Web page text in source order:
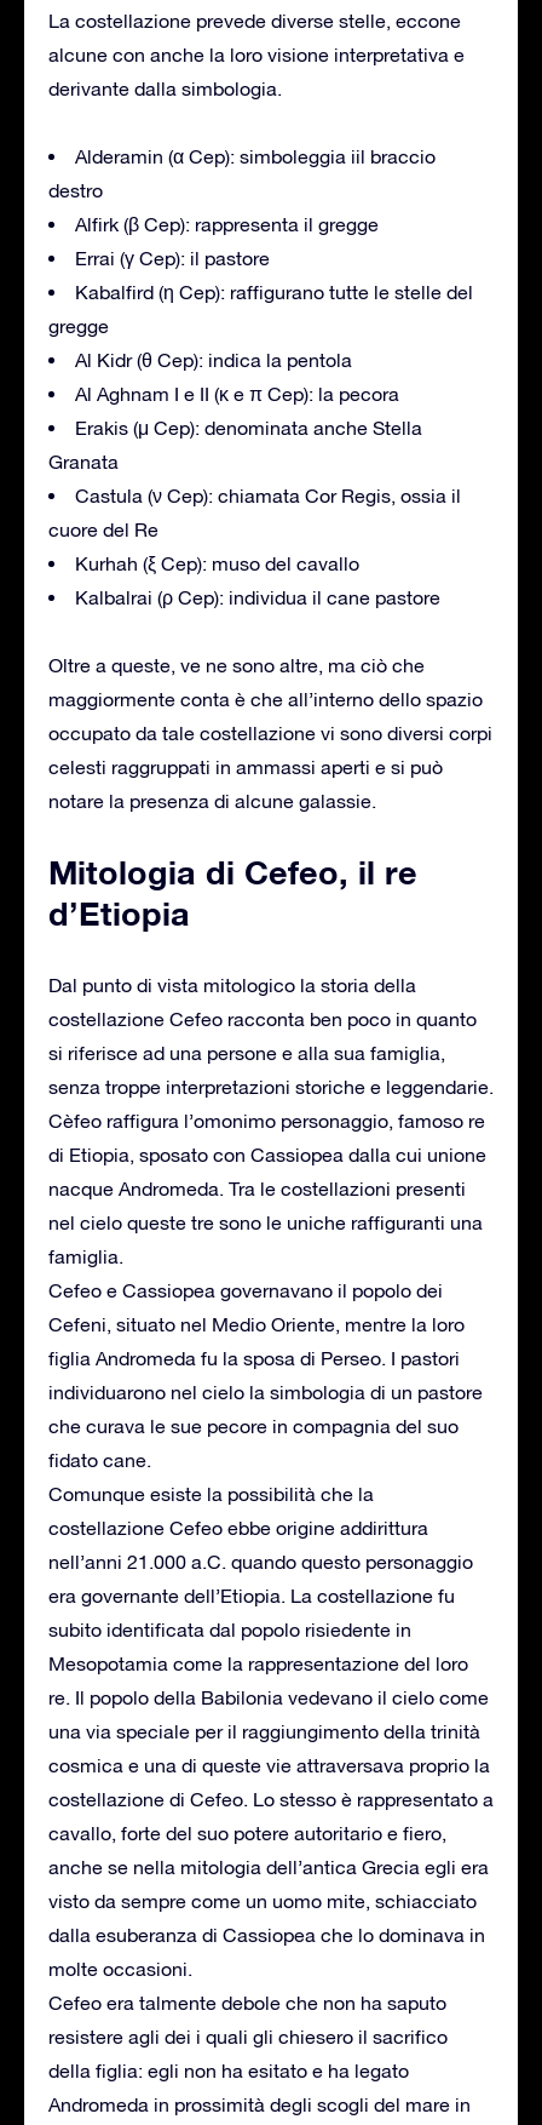
La costellazione prevede diverse stelle, eccone
alcune con anche la loro visione interpretativa e
derivante dalla simbologia.
Alderamin (α Cep): simboleggia iil braccio
destro
Alfirk (β Cep): rappresenta il gregge
Errai (γ Cep): il pastore
Kabalfird (η Cep): raffigurano tutte le stelle del
gregge
Al Kidr (θ Cep): indica la pentola
Al Aghnam I e II (κ e π Cep): la pecora
Erakis (μ Cep): denominata anche Stella
Granata
Castula (ν Cep): chiamata Cor Regis, ossia il
cuore del Re
Kurhah (ξ Cep): muso del cavallo
Kalbalrai (ρ Cep): individua il cane pastore
Oltre a queste, ve ne sono altre, ma ciò che
maggiormente conta è che all’interno dello spazio
occupato da tale costellazione vi sono diversi corpi
celesti raggruppati in ammassi aperti e si può
notare la presenza di alcune galassie.
Mitologia di Cefeo, il re
d’Etiopia
Dal punto di vista mitologico la storia della
costellazione Cefeo racconta ben poco in quanto
si riferisce ad una persone e alla sua famiglia,
senza troppe interpretazioni storiche e leggendarie.
Cèfeo raffigura l’omonimo personaggio, famoso re
di Etiopia, sposato con Cassiopea dalla cui unione
nacque Andromeda. Tra le costellazioni presenti
nel cielo queste tre sono le uniche raffiguranti una
famiglia.
Cefeo e Cassiopea governavano il popolo dei
Cefeni, situato nel Medio Oriente, mentre la loro
figlia Andromeda fu la sposa di Perseo. I pastori
individuarono nel cielo la simbologia di un pastore
che curava le sue pecore in compagnia del suo
fidato cane.
Comunque esiste la possibilità che la
costellazione Cefeo ebbe origine addirittura
nell’anni 21.000 a.C. quando questo personaggio
era governante dell’Etiopia. La costellazione fu
subito identificata dal popolo risiedente in
Mesopotamia come la rappresentazione del loro
re. Il popolo della Babilonia vedevano il cielo come
una via speciale per il raggiungimento della trinità
cosmica e una di queste vie attraversava proprio la
costellazione di Cefeo. Lo stesso è rappresentato a
cavallo, forte del suo potere autoritario e fiero,
anche se nella mitologia dell’antica Grecia egli era
visto da sempre come un uomo mite, schiacciato
dalla esuberanza di Cassiopea che lo dominava in
molte occasioni.
Cefeo era talmente debole che non ha saputo
resistere agli dei i quali gli chiesero il sacrifico
della figlia: egli non ha esitato e ha legato
Andromeda in prossimità degli scogli del mare in